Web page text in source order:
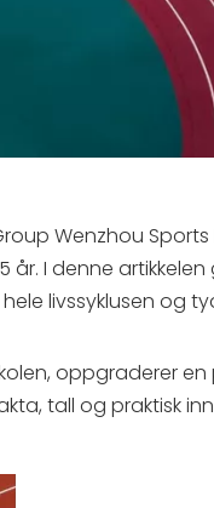
Wenzhou
I denne
livssyklusen og
oppgraderer
tall og praktisk